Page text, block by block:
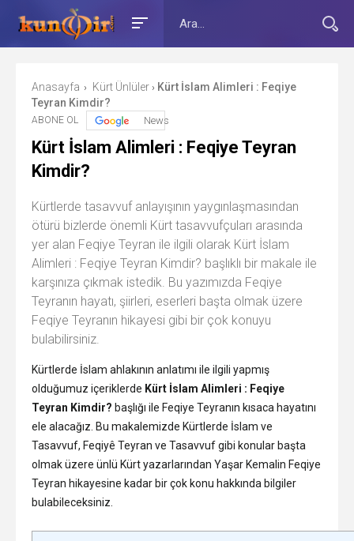
Anasayfa › Kürt Ünlüler › Kürt İslam Alimleri : Feqiye
Teyran Kimdir?
ABONE OL News
Kürt İslam Alimleri : Feqiye Teyran
Kimdir?
Kürtlerde tasavvuf anlayışının yaygınlaşmasından
ötürü bizlerde önemli Kürt tasavvufçuları arasında
yer alan Feqiye Teyran ile ilgili olarak Kürt İslam
Alimleri : Feqiye Teyran Kimdir? başlıklı bir makale ile
karşınıza çıkmak istedik. Bu yazımızda Feqiye
Teyranın hayatı, şiirleri, eserleri başta olmak üzere
Feqiye Teyranın hikayesi gibi bir çok konuyu
bulabilirsiniz.
Kürtlerde İslam ahlakının anlatımı ile ilgili yapmış
olduğumuz içeriklerde Kürt İslam Alimleri : Feqiye
Teyran Kimdir? başlığı ile Feqiye Teyranın kısaca hayatını
ele alacağız. Bu makalemizde Kürtlerde İslam ve
Tasavvuf, Feqiyê Teyran ve Tasavvuf gibi konular başta
olmak üzere ünlü Kürt yazarlarından Yaşar Kemalin Feqiye
Teyran hikayesine kadar bir çok konu hakkında bilgiler
bulabileceksiniz.